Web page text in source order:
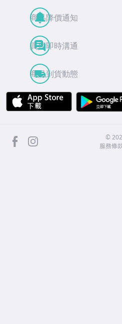
商品降價通知
買賣即時溝通
商品到貨動態
APP Store
facebook ©
服務條